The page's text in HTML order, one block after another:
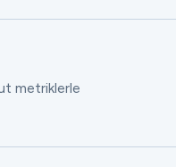
metriklerle